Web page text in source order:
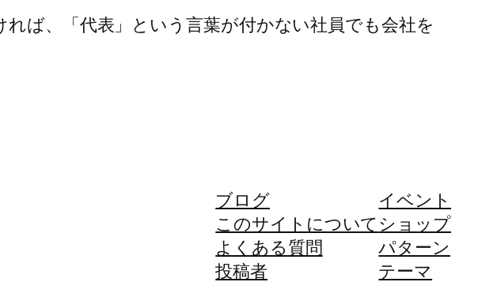
ば、「代表」という言葉が付かない社員でも会社を
ブログ
このサイトについて
よくある質問
投稿者
イベント
ショップ
パターン
テーマ